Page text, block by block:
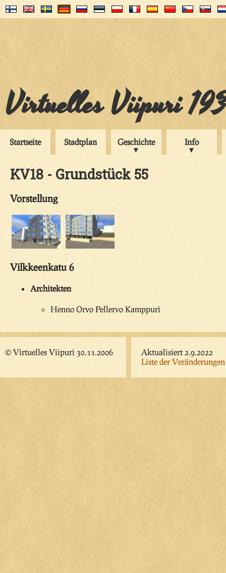
Virtuelles Viipuri
Startseite Stadtplan Geschichte Info
KV18 - Grundstück 55
Vorstellung
Vilkkeenkatu 6
Architekten
Henno Orvo Pellervo Kamppuri
© Virtuelles Viipuri 30.11.2006
Aktualisiert 2.9.2022
Liste der Veränderungen